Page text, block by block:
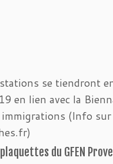
se tiendront
en lien avec la
immigrations (Info sur
du GFEN